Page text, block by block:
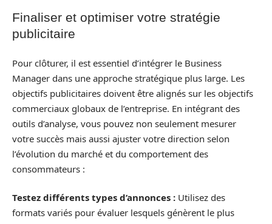
Finaliser et optimiser votre stratégie
publicitaire
Pour clôturer, il est essentiel d’intégrer le Business
Manager dans une approche stratégique plus large. Les
objectifs publicitaires doivent être alignés sur les objectifs
commerciaux globaux de l’entreprise. En intégrant des
outils d’analyse, vous pouvez non seulement mesurer
votre succès mais aussi ajuster votre direction selon
l’évolution du marché et du comportement des
consommateurs :
Testez différents types d’annonces : Utilisez des
formats variés pour évaluer lesquels génèrent le plus